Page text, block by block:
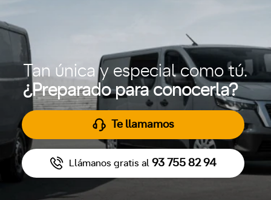
Tan única y especial como tú.
¿Preparado para conocerla?
Te llamamos
Llámanos gratis al 93 755 82 94